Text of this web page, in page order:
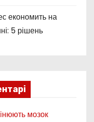
економить на
5 рішень
мозок